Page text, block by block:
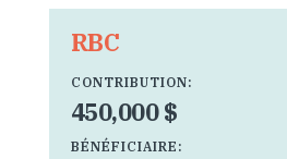
RBC
CONTRIBUTION:
450,000 $
BÉNÉFICIAIRE: